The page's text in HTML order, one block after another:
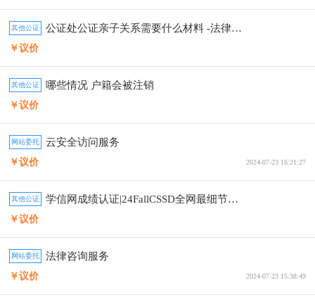
其他公证 公证处公证亲子关系需要什么材料 -法律知识
￥议价
其他公证 哪些情况 户籍会被注销
￥议价
网站委托 云安全访问服务
￥议价 2024-07-23 16:21:27
其他公证 学信网成绩认证|24FallCSSD全网最细节教程
￥议价
网站委托 法律咨询服务
￥议价 2024-07-23 15:38:49